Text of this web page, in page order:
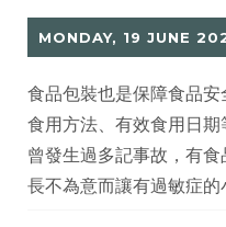
MONDAY, 19 JUNE
食品包裝也是保障食品
食用方法、有效食用日
曾發生過多記事故，有
長不為意而讓有過敏症的